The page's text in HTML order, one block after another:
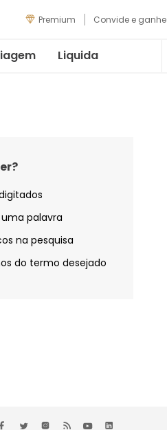
Premium Convide e ganhe
Liquida
palavra
na pesquisa
do termo desejado